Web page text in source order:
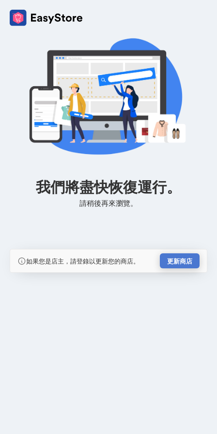
我們將盡快恢復運行。
請稍後再來瀏覽。
如果您是店主，請登錄以更新您的商店。 更新商店